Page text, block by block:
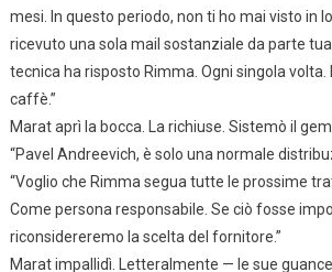
mesi. In questo periodo, non ti ho mai visto in
ricevuto una sola mail sostanziale da parte
tecnica ha risposto Rimma. Ogni singola volta.
caffè.”
Marat aprì la bocca. La richiuse. Sistemò il
“Pavel Andreevich, è solo una normale
“Voglio che Rimma segua tutte le prossime
Come persona responsabile. Se ciò fosse
riconsidereremo la scelta del fornitore.”
Marat impallidì. Letteralmente — le sue